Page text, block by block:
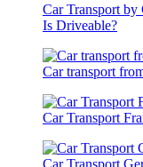
Car Transport
Is Driveable?
Car transport
Car Transport
Car Transport